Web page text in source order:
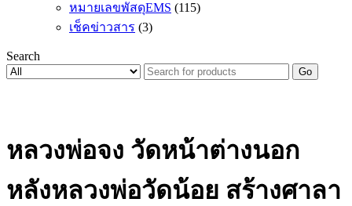
หมายเลขพัสดุEMS (115)
เช็คข่าวสาร (3)
Search
Go
หลวงพ่อจง วัดหน้าต่างนอก
หลังหลวงพ่อวัดน้อย สร้างศาลา